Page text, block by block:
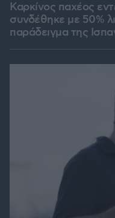
Καρκίνος παχέος
συνδέθηκε με 50%
παράδειγμα της